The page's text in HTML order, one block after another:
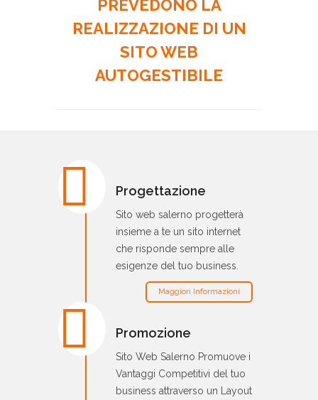
PREVEDONO LA
REALIZZAZIONE DI UN
SITO WEB
AUTOGESTIBILE
Progettazione
Maggiori Informazioni
Sito web salerno progetterà
insieme a te un sito internet
che risponde sempre alle
esigenze del tuo business.
Promozione
Sito Web Salerno Promuove i
Vantaggi Competitivi del tuo
business attraverso un Layout